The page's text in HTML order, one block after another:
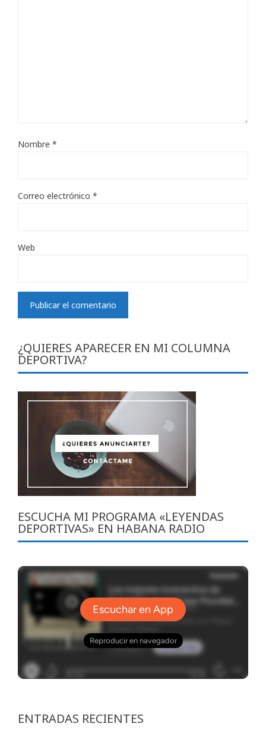
Nombre *
Correo electrónico *
Web
¿QUIERES APARECER EN MI COLUMNA
DEPORTIVA?
ESCUCHA MI PROGRAMA «LEYENDAS
DEPORTIVAS» EN HABANA RADIO
ENTRADAS RECIENTES